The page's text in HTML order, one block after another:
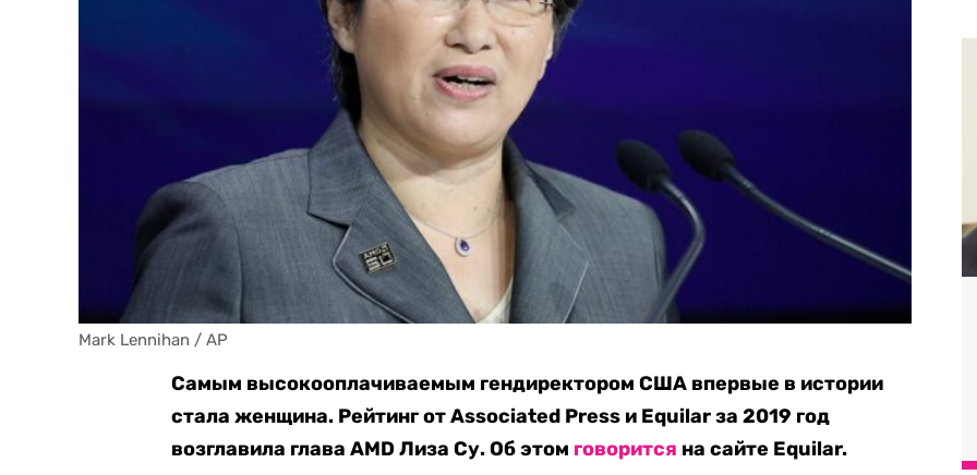
Mark Lennihan / AP
Самым высокооплачиваемым гендиректором США впервые в истории
стала женщина. Рейтинг от Associated Press и Equilar за 2019 год
возглавила глава AMD Лиза Су. Об этом говорится на сайте Equilar.